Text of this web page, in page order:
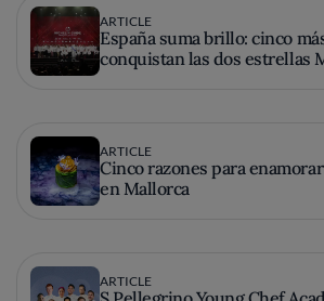
ARTICLE
España suma brillo: cinco
conquistan las dos estrellas
ARTICLE
Cinco razones para
en Mallorca
ARTICLE